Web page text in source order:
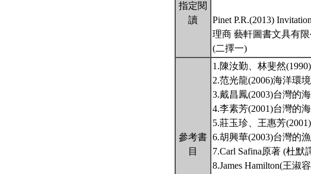
指定閱
讀
Pinet P.R.(2013)
理商 藝軒圖書文具有
(二擇一)
參考書
目
1.陳汝勤、林斐然
2.范光龍(2006)海洋環
3.戴昌鳳(2003)台灣的
4.李素芳(2001)台灣的
5.莊玉珍、王惠芳
6.胡興華(2003)台灣的
7.Carl Safina原著 (杜默
8.James Hamilton(王淑